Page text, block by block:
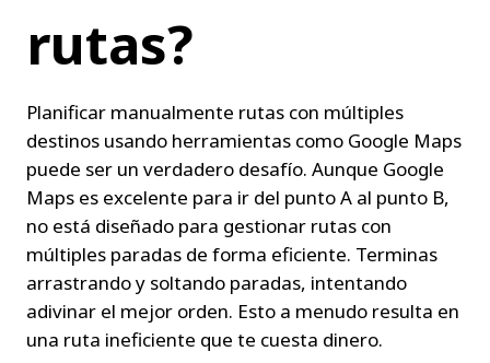
rutas?
Planificar manualmente rutas con múltiples
destinos usando herramientas como Google Maps
puede ser un verdadero desafío. Aunque Google
Maps es excelente para ir del punto A al punto B,
no está diseñado para gestionar rutas con
múltiples paradas de forma eficiente. Terminas
arrastrando y soltando paradas, intentando
adivinar el mejor orden. Esto a menudo resulta en
una ruta ineficiente que te cuesta dinero.